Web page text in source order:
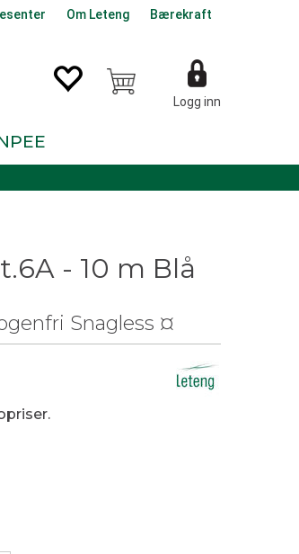
Om Leteng Bærekraft
Logg inn
- 10 m Blå
Snagless ¤